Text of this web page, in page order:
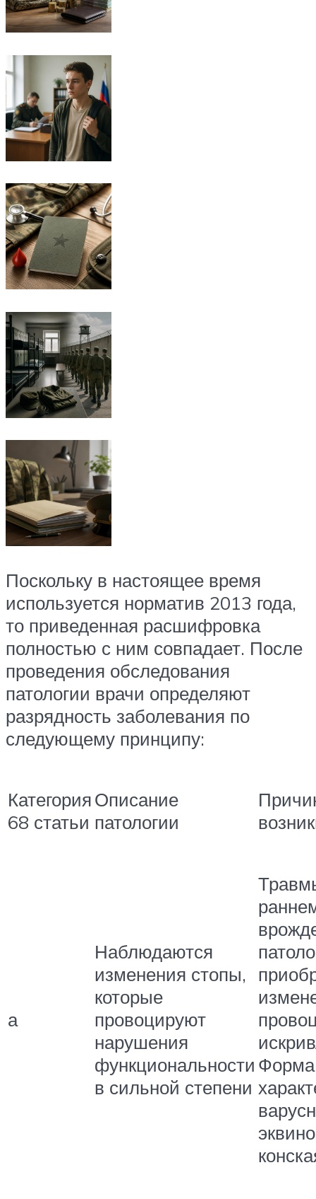
Поскольку в настоящее время
используется норматив 2013 года,
то приведенная расшифровка
полностью с ним совпадает. После
проведения обследования
патологии врачи определяют
разрядность заболевания по
следующему принципу:
Категория
68 статьи
Описание
патологии
а
Наблюдаются
изменения стопы,
которые
провоцируют
нарушения
функциональности
в сильной степени
Форма